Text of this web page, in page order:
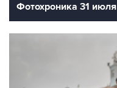
Фотохроника 31 июля